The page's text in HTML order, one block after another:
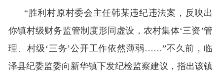
“胜利村原村委会主任韩某违纪违法案，反映出
你镇村级财务监管制度形同虚设，农村集体‘三资’管
理、村级‘三务’公开工作依然薄弱……”不久前，临
泽县纪委监委向新华镇下发纪检监察建议，指出该镇